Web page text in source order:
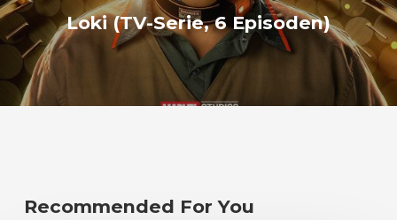
Loki (TV-Serie, 6 Episoden)
Recommended For You